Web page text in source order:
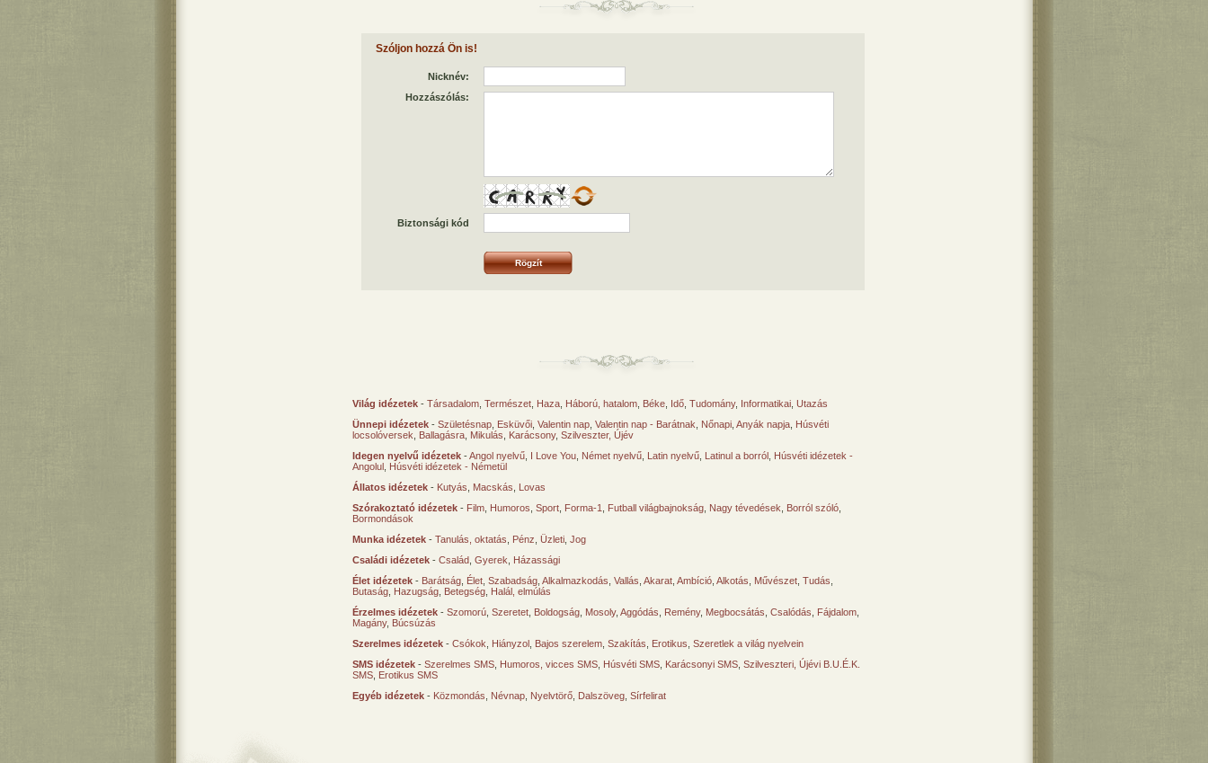
Szóljon hozzá Ön is!
Nicknév:
Hozzászólás:
Biztonsági kód
Világ idézetek - Társadalom Természet Haza Háború, hatalom Béke Idő Tudomány, Informatikai Utazás
Ünnepi idézetek - Születésnap Esküvői Valentin nap Valentin nap - Barátnak Nőnapi Anyák napja Húsvéti
locsolóversek
Ballagásra Mikulás Karácsony, Szilveszter, Újév
Idegen nyelvű idézetek -Angol nyelvű I Love You Német nyelvű Latin nyelvű Latinul a borról Húsvéti idézetek -
Angolul Húsvéti idézetek - Németül
Állatos idézetek - Kutyás Macskás
Lovas
Szórakoztató idézetek - Film Humoros Sport Forma-1 Futball világbajnokság Nagy tévedések Borról szóló
Bormondások
Munka idézetek - Tanulás, oktatás Pénz Üzleti Jog
Családi idézetek - Család Gyerek
Házassági
Élet idézetek - Barátság Élet Szabadság Alkalmazkodás Vallás Akarat Ambíció Alkotás Művészet Tudás
Butaság Hazugság Betegség Halál, elmúlás
Érzelmes idézetek - Szomorú Szeretet Boldogság Mosoly, Aggódás Remény, Megbocsátás Csalódás Fájdalom
Magány, Búcsúzás
Szerelmes idézetek - Csókok Hiányzol Bajos szerelem Szakítás Erotikus Szeretlek a világ nyelvein
SMS idézetek - Szerelmes SMS Humoros, vicces SMS Húsvéti SMS Karácsonyi SMS Szilveszteri, Újévi B.U.É.K.
SMS Erotikus SMS
Egyéb idézetek - Közmondás Névnap Nyelvtörő Dalszöveg Sírfelirat